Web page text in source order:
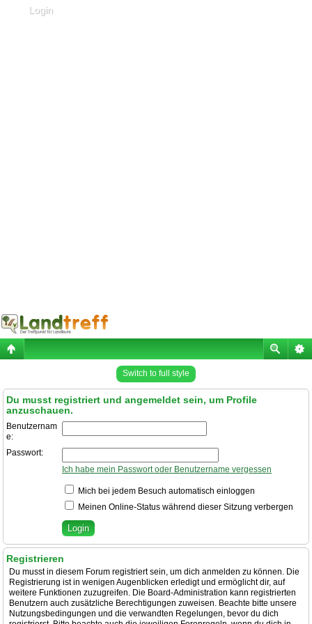
Login
Switch to full style
Du musst registriert und angemeldet sein, um Profile
anzuschauen.
Benutzernam
e:
Passwort:
Ich habe mein Passwort oder Benutzername vergessen
Mich bei jedem Besuch automatisch einloggen
Meinen Online-Status während dieser Sitzung verbergen
Registrieren
Du musst in diesem Forum registriert sein, um dich anmelden zu können. Die
Registrierung ist in wenigen Augenblicken erledigt und ermöglicht dir, auf
weitere Funktionen zuzugreifen. Die Board-Administration kann registrierten
Benutzern auch zusätzliche Berechtigungen zuweisen. Beachte bitte unsere
Nutzungsbedingungen und die verwandten Regelungen, bevor du dich